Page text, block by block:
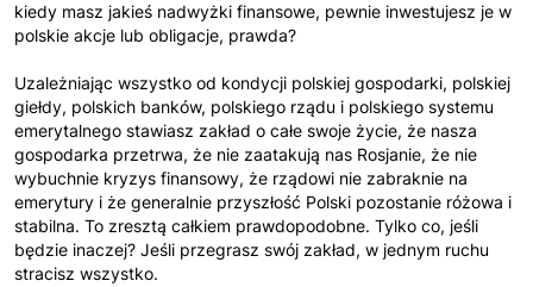
kiedy masz jakieś nadwyżki finansowe, pewnie inwestujesz je w
polskie akcje lub obligacje, prawda?
Uzależniając wszystko od kondycji polskiej gospodarki, polskiej
giełdy, polskich banków, polskiego rządu i polskiego systemu
emerytalnego stawiasz zakład o całe swoje życie, że nasza
gospodarka przetrwa, że nie zaatakują nas Rosjanie, że nie
wybuchnie kryzys finansowy, że rządowi nie zabraknie na
emerytury i że generalnie przyszłość Polski pozostanie różowa i
stabilna. To zresztą całkiem prawdopodobne. Tylko co, jeśli
będzie inaczej? Jeśli przegrasz swój zakład, w jednym ruchu
stracisz wszystko.